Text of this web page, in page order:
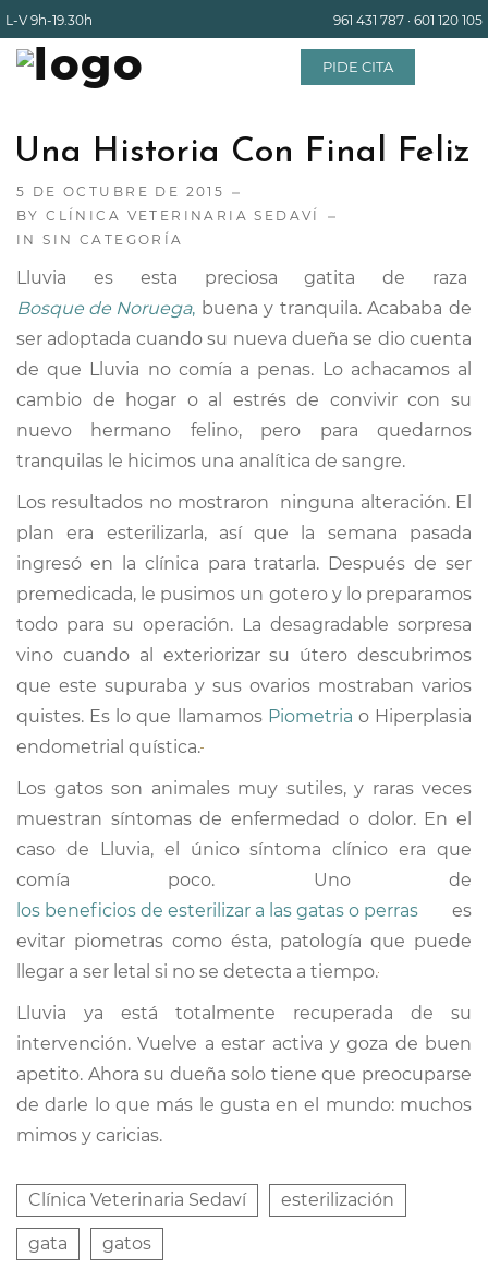
L-V9h-19.30h 961 431 787 · 601 120 105
PIDE CITA
INICIO
EQUIPO
SERVICIOS
BLOG
CONTACTO
TRABAJA CON NOSOTRAS
Una Historia Con Final Feliz
5 DE OCTUBRE DE 2015
BYCLÍNICA VETERINARIA SEDAVÍ
INSIN CATEGORÍA
Lluvia es esta preciosa gatita de raza
Bosque de Noruega, buena y tranquila. Acababa de
ser adoptada cuando su nueva dueña se dio cuenta
de que Lluvia no comía a penas. Lo achacamos al
cambio de hogar o al estrés de convivir con su
nuevo hermano felino, pero para quedarnos
tranquilas le hicimos una analítica de sangre.
Los resultados no mostraron ninguna alteración. El
plan era esterilizarla, así que la semana pasada
ingresó en la clínica para tratarla. Después de ser
premedicada, le pusimos un gotero y lo preparamos
todo para su operación. La desagradable sorpresa
vino cuando al exteriorizar su útero descubrimos
que este supuraba y sus ovarios mostraban varios
quistes. Es lo que llamamos Piometria o Hiperplasia
endometrial quística.
Los gatos son animales muy sutiles, y raras veces
muestran síntomas de enfermedad o dolor. En el
caso de Lluvia, el único síntoma clínico era que
comía poco. Uno de
los beneficios de esterilizar a las gatas o perras es
evitar piometras como ésta, patología que puede
llegar a ser letal si no se detecta a tiempo.
Lluvia ya está totalmente recuperada de su
intervención. Vuelve a estar activa y goza de buen
apetito. Ahora su dueña solo tiene que preocuparse
de darle lo que más le gusta en el mundo: muchos
mimos y caricias.
Clínica Veterinaria Sedaví esterilización
gata gatos